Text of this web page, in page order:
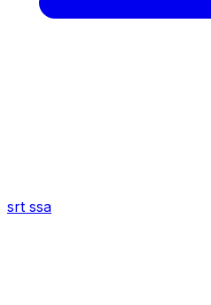
srt ssa